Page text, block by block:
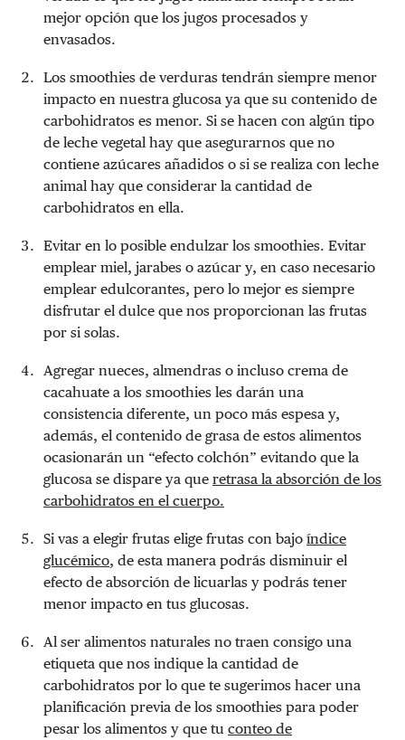
mejor opción que los jugos procesados y
envasados.
Los smoothies de verduras tendrán siempre menor
impacto en nuestra glucosa ya que su contenido de
carbohidratos es menor. Si se hacen con algún tipo
de leche vegetal hay que asegurarnos que no
contiene azúcares añadidos o si se realiza con leche
animal hay que considerar la cantidad de
carbohidratos en ella.
Evitar en lo posible endulzar los smoothies. Evitar
emplear miel, jarabes o azúcar y, en caso necesario
emplear edulcorantes, pero lo mejor es siempre
disfrutar el dulce que nos proporcionan las frutas
por si solas.
Agregar nueces, almendras o incluso crema de
cacahuate a los smoothies les darán una
consistencia diferente, un poco más espesa y,
además, el contenido de grasa de estos alimentos
ocasionarán un “efecto colchón” evitando que la
glucosa se dispare ya que retrasa la absorción de los
carbohidratos en el cuerpo.
Si vas a elegir frutas elige frutas con bajo índice
glucémico, de esta manera podrás disminuir el
efecto de absorción de licuarlas y podrás tener
menor impacto en tus glucosas.
Al ser alimentos naturales no traen consigo una
etiqueta que nos indique la cantidad de
carbohidratos por lo que te sugerimos hacer una
planificación previa de los smoothies para poder
pesar los alimentos y que tu conteo de